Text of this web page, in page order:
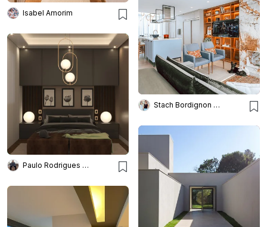
Isabel Amorim
Stach Bordignon Arquitetura
Paulo Rodrigues | Pê High Decô